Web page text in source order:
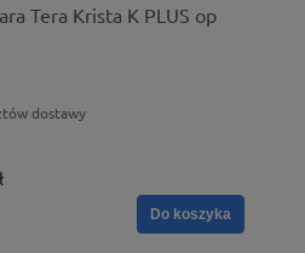
Tera Krista K PLUS op
dostawy
Do koszyka